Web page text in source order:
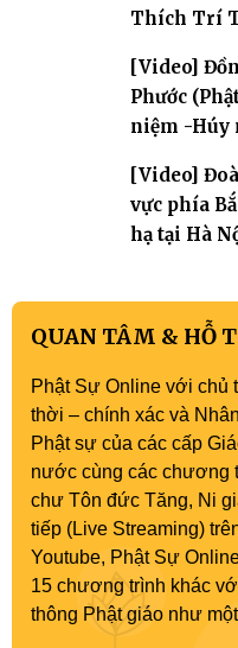
Thích Trí
[Video]
Phước
niệm -Húy
[Video]
vực phía
hạ tại Hà
QUAN TÂM & HỖ
Phật Sự Online với chủ
thời – chính xác và
Phật sự của các cấp
nước cùng các chương
chư Tôn đức Tăng, Ni
tiếp (Live Streaming)
Youtube, Phật Sự
15 chương trình khác
thông Phật giáo như